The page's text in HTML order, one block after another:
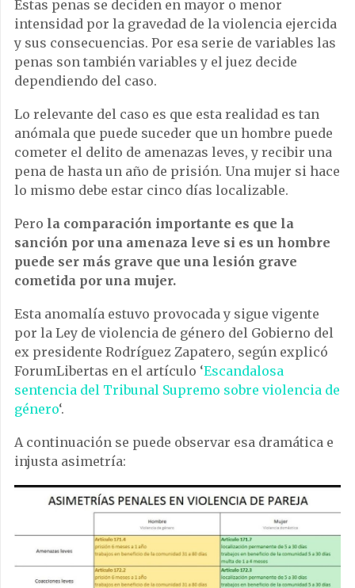
Estas penas se deciden en mayor o menor
intensidad por la gravedad de la violencia ejercida
y sus consecuencias. Por esa serie de variables las
penas son también variables y el juez decide
dependiendo del caso.
Lo relevante del caso es que esta realidad es tan
anómala que puede suceder que un hombre puede
cometer el delito de amenazas leves, y recibir una
pena de hasta un año de prisión. Una mujer si hace
lo mismo debe estar cinco días localizable.
Pero la comparación importante es que la
sanción por una amenaza leve si es un hombre
puede ser más grave que una lesión grave
cometida por una mujer.
Esta anomalía estuvo provocada y sigue vigente
por la Ley de violencia de género del Gobierno del
ex presidente Rodríguez Zapatero, según explicó
ForumLibertas en el artículo ‘Escandalosa
sentencia del Tribunal Supremo sobre violencia de
género‘.
A continuación se puede observar esa dramática e
injusta asimetría: